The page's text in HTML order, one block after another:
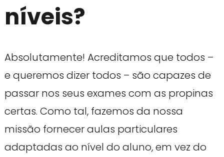
níveis?
Absolutamente! Acreditamos que todos –
e queremos dizer todos – são capazes de
passar nos seus exames com as propinas
certas. Como tal, fazemos da nossa
missão fornecer aulas particulares
adaptadas ao nível do aluno, em vez do